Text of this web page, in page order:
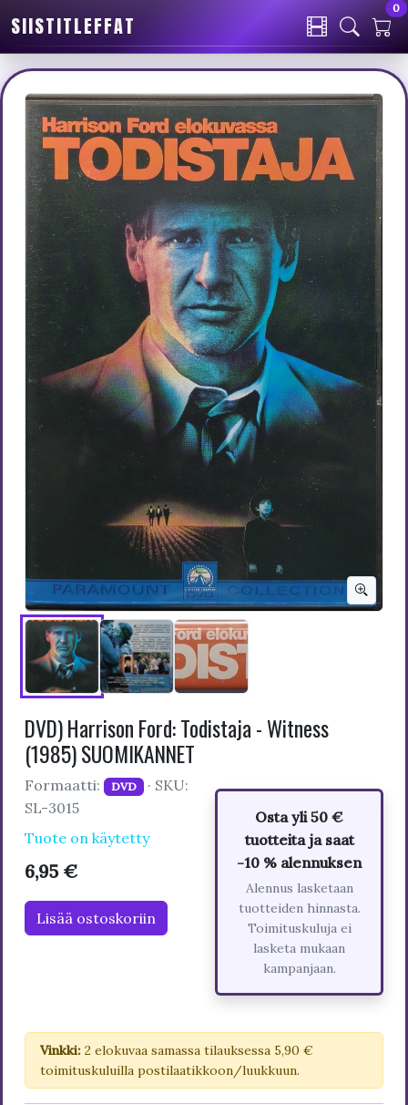
SIISTITLEFFAT
0
DVD) Harrison Ford: Todistaja - Witness
(1985) SUOMIKANNET
Formaatti: DVD · SKU:
SL-3015
Tuote on käytetty
6,95 €
Lisää ostoskoriin
Osta yli 50 €
tuotteita ja saat
-10 % alennuksen
Alennus lasketaan
tuotteiden hinnasta.
Toimituskuluja ei
lasketa mukaan
kampanjaan.
Vinkki: 2 elokuvaa samassa tilauksessa 5,90 €
toimituskuluilla postilaatikkoon/luukkuun.